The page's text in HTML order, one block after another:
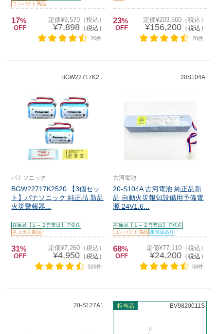
コンパクト商品
17%
OFF
定価¥9,570（税込）
¥7,898（税込）
20件
23%
OFF
定価¥203,500（税込）
¥156,200（税込）
20件
BGW22717K2...
パナソニック
BGW22717K2520 【3個セッ
ト】パナソニック 純正品 新品
火災警報器...
在庫品【１～２営業日】で発送
ネコポス商品
31%
OFF
定価¥7,260（税込）
¥4,950（税込）
325件
20S104A
古河電池
20-S104A 古河電池 純正品新
品 自動火災報知設備用予備電
源 24V1.6...
在庫品【１～２営業日】で発送
コンパクト商品 相当品あり
68%
OFF
定価¥77,110（税込）
¥24,200（税込）
58件
20-S127A1 相当品 BV9820011S